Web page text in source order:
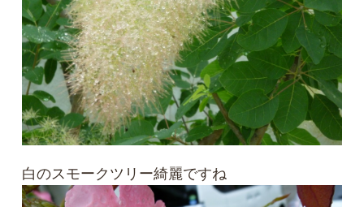
白のスモークツリー綺麗ですね